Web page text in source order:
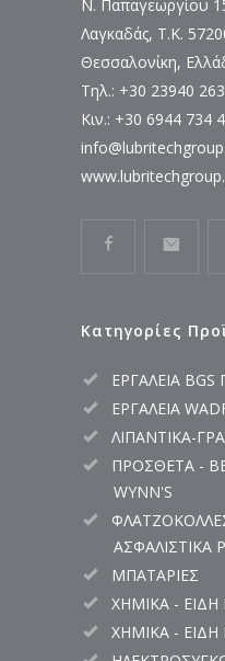
Ν. Παπαγεωργίου
Λαγκαδάς, Τ.Κ.
Θεσσαλονίκη,
Τηλ.: +30 23940
Κιν.: +30 6944 734
Κατηγορίες
ΕΡΓΑΛΕΙΑ
ΕΡΓΑΛΕΙΑ
ΛΙΠΑΝΤΙΚΑ-
ΠΡΟΣΘΕΤΑ -
WYNN'S
ΑΣΦΑΛΙΣΤΙΚΑ
ΜΠΑΤΑΡΙΕΣ
ΧΗΜΙΚΑ - ΕΙΔΗ
ΧΗΜΙΚΑ - ΕΙΔΗ